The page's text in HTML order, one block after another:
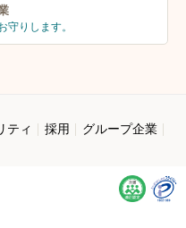
守りします。
ティ 採用
グループ企業